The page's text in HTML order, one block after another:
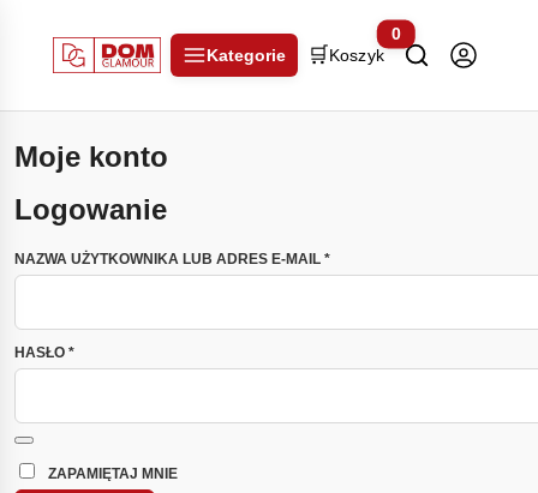
Kategorie 🛒 Koszyk
0
Moje konto
Logowanie
NAZWA UŻYTKOWNIKA LUB ADRES E-MAIL *WYMAGANE
HASŁO *WYMAGANE
ZAPAMIĘTAJ MNIE